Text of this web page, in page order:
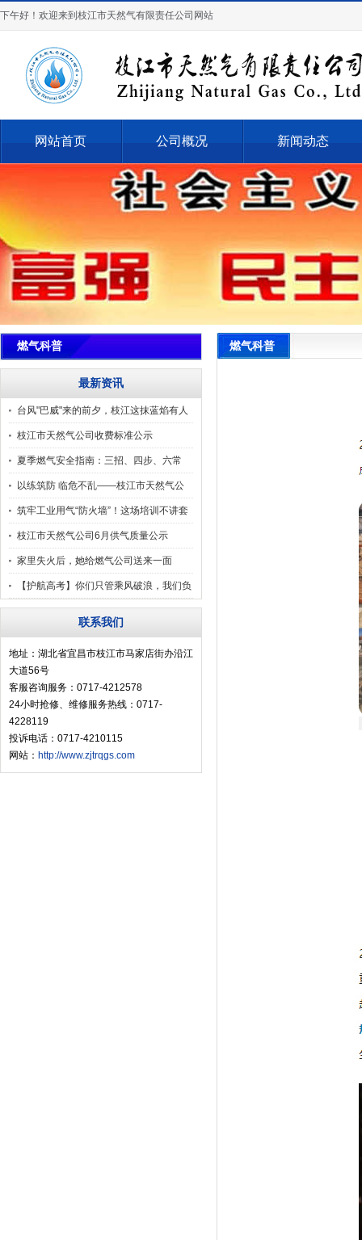
下午好！欢迎来到枝江市天然气有限责任公司网站
网站首页 公司概况 新闻动态
燃气科普
最新资讯
台风"巴威"来的前夕，枝江这抹蓝焰有人
守
枝江市天然气公司收费标准公示
夏季燃气安全指南：三招、四步、六常
识、九错误认知
以练筑防 临危不乱——枝江市天然气公
司应急演练纪
筑牢工业用气“防火墙”！这场培训不讲套
话，只教“
枝江市天然气公司6月供气质量公示
家里失火后，她给燃气公司送来一面
旗……
【护航高考】你们只管乘风破浪，我们负
责气足压稳！
联系我们
地址：湖北省宜昌市枝江市马家店街办沿江
大道56号
客服咨询服务：0717-4212578
24小时抢修、维修服务热线：0717-
4228119
投诉电话：0717-4210115
网站： http://www.zjtrqgs.com
燃气科普